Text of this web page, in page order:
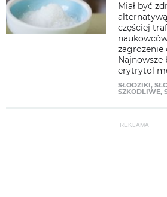
Miał być
częściej
zagrożenie
Najnowsze
erytrytol
SŁODZIKI,
SZKODLIWE,
REKLAMA